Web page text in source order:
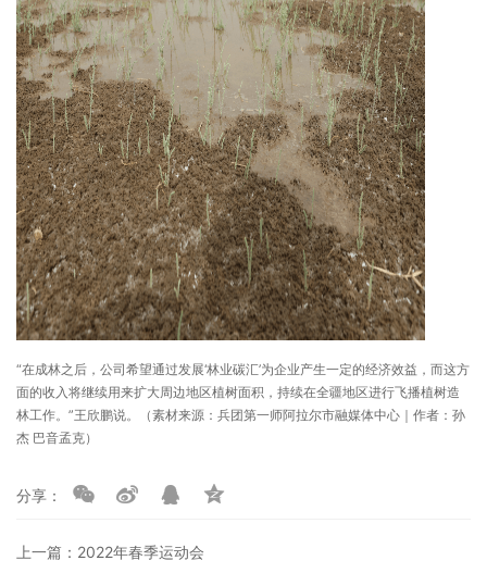
“在成林之后，公司希望通过发展‘林业碳汇’为企业产生一定的经济效益，而这方
面的收入将继续用来扩大周边地区植树面积，持续在全疆地区进行飞播植树造
林工作。”王欣鹏说。（素材来源：兵团第一师阿拉尔市融媒体中心｜作者：孙
杰 巴音孟克）
分享：
上一篇：2022年春季运动会